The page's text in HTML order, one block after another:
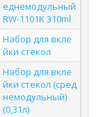
еднемодульный
RW-1101K 310ml
Набор для вкле
йки стекол
Набор для вкле
йки стекол (сред
немодульный)
(0,31л)